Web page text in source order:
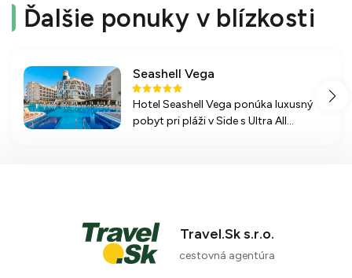
Ďalšie ponuky v blízkosti
Seashell Vega
Hotel Seashell Vega ponúka luxusný
pobyt pri pláži v Side s Ultra All
Travel.Sk s.r.o.
cestovná agentúra